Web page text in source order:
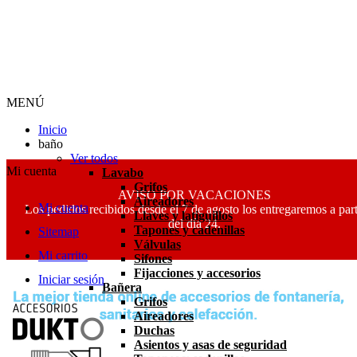
Mi cuenta
Mi cuenta
Sitemap
Mi carrito
Iniciar sesión
MENÚ
Inicio
baño
Ver todos
Lavabo
Grifos
Aireadores
Llaves y latiguillos
Tapones y cadenillas
Válvulas
Sifones
Fijacciones y accesorios
Bañera
Grifos
Aireadores
Duchas
Asientos y asas de seguridad
AVISO POR VACACIONES
Los pedidos recibidos desde el 7 de agosto los entregaremos a
del día 24.